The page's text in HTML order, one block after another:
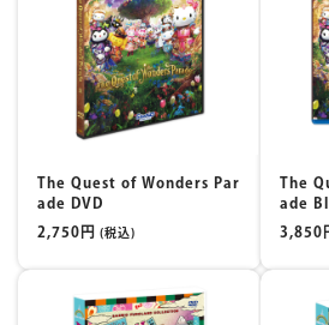
The Quest of Wonders Par
ade DVD
2,750円 (税込)
The
ade
3,850